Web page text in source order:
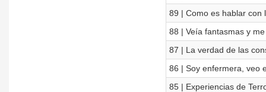
89 | Como es hablar con
88 | Veía fantasmas y
87 | La verdad de las
86 | Soy enfermera, veo
85 | Experiencias de